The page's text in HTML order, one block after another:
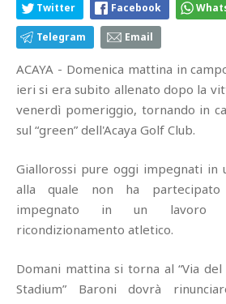
Twitter Facebook
Telegram Email
ACAYA - Domenica mattina in
ieri si era subito allenato dopo la
venerdì pomeriggio, tornando in
sul “green” dell'Acaya Golf Club.
Giallorossi pure oggi impegnati in
alla quale non ha
impegnato in un lavoro
ricondizionamento atletico.
Domani mattina si torna al “Via del
Stadium” Baroni dovrà